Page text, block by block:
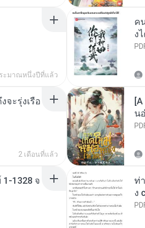
ะมาณหนึ่งปีที่แล้ว
ค
ง
จะรุ่งเรือ
2 เดือนที่แล้ว
น
1328 จ
ท่
ง